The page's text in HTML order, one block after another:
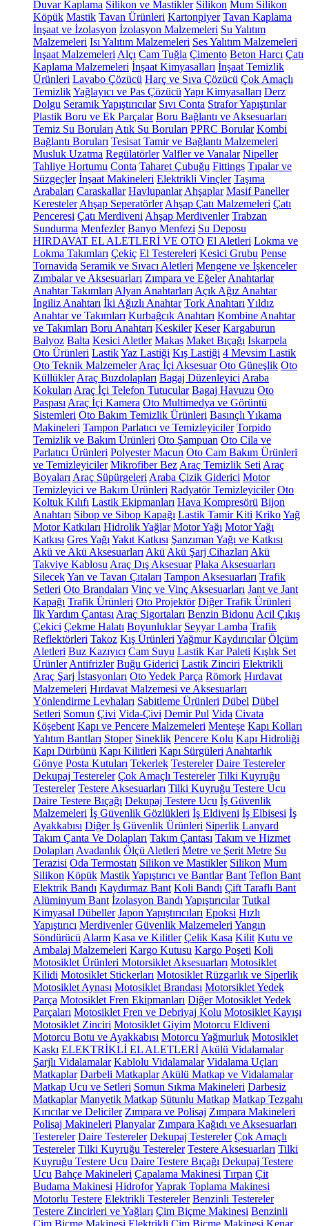
Duvar Kaplama Silikon ve Mastikler Silikon Mum Silikon
Köpük Mastik Tavan Ürünleri Kartonpiyer Tavan Kaplama
İnşaat ve İzolasyon İzolasyon Malzemeleri Su Yalıtım
Malzemeleri Isı Yalıtım Malzemeleri Ses Yalıtım Malzemeleri
İnşaat Malzemeleri Alçı Cam Tuğla Çimento Beton Harcı Çatı
Kaplama Malzemeleri İnşaat Kimyasalları İnşaat Temizlik
Ürünleri Lavabo Çözücü Harç ve Sıva Çözücü Çok Amaçlı
TemizlikYağlayıcı ve Pas Çözücü Yapı Kimyasalları Derz
Dolgu Seramik Yapıştırıcılar Sıvı Conta Strafor Yapıştırılar
Plastik Boru ve Ek Parçalar Boru Bağlantı ve Aksesuarları
Temiz Su Boruları Atık Su Boruları PPRC Borular Kombi
Bağlantı Boruları Tesisat Tamir ve Bağlantı Malzemeleri
Musluk Uzatma Regülatörler Valfler ve Vanalar Nipeller
Tahliye Hortumu Conta Taharet Çubuğu Fittings Tıpalar ve
Süzgeçler İnşaat Makineleri Elektrikli Vinçler Taşıma
Arabaları Caraskallar Havlupanlar Ahşaplar Masif Paneller
Keresteler Ahşap Seperatörler Ahşap Çatı Malzemeleri Çatı
Penceresi Çatı Merdiveni Ahşap Merdivenler Trabzan
Sundurma Menfezler Banyo Menfezi Su Deposu
HIRDAVAT EL ALETLERİ VE OTO El Aletleri Lokma ve
Lokma Takımları Çekiç El Testereleri Kesici Grubu Pense
Tornavida Seramik ve Sıvacı Aletleri Mengene ve İşkenceler
Zımbalar ve Aksesuarları Zımpara ve Eğeler Anahtarlar
Anahtar Takımları Alyan Anahtarları Açık Ağız Anahtar
İngiliz Anahtarı İki Ağızlı Anahtar Tork Anahtarı Yıldız
Anahtar ve Takımları Kurbağcık Anahtarı Kombine Anahtar
ve Takımları Boru Anahtarı Keskiler Keser Kargaburun
Balyoz Balta Kesici Aletler Makas Maket Bıçağı Iskarpela
Oto Ürünleri LastikYaz Lastiği Kış Lastiği 4 Mevsim Lastik
Oto Teknik Malzemeler Araç İçi Aksesuar Oto Güneşlik Oto
Küllükler Araç Buzdolapları Bagaj Düzenleyici Araba
Kokuları Araç İçi Telefon Tutucular Bagaj Havuzu Oto
Paspası Araç İçi Kamera Oto Multimedya ve Görüntü
Sistemleri Oto Bakım Temizlik Ürünleri Basınçlı Yıkama
Makineleri Tampon Parlatıcı ve Temizleyiciler Torpido
Temizlik ve Bakım Ürünleri Oto Şampuan Oto Cila ve
Parlatıcı Ürünleri Polyester Macun Oto Cam Bakım Ürünleri
ve Temizleyiciler Mikrofiber Bez Araç Temizlik Seti Araç
Boyaları Araç Süpürgeleri Araba Çizik Giderici Motor
Temizleyici ve Bakım Ürünleri Radyatör Temizleyiciler Oto
Koltuk Kılıfı Lastik Ekipmanları Hava Kompresörü Bijon
Anahtarı Sibop ve Sibop Kapağı Lastik Tamir Kiti KrikoYağ
Motor Katkıları Hidrolik Yağlar Motor Yağı Motor Yağı
Katkısı Gres Yağı Yakıt Katkısı Şanzıman Yağı ve Katkısı
Akü ve Akü Aksesuarları Akü Akü Şarj Cihazları Akü
Takviye Kablosu Araç Dış Aksesuar Plaka Aksesuarları
SilecekYan ve Tavan Çıtaları Tampon Aksesuarları Trafik
Setleri Oto Brandaları Vinç ve Vinç Aksesuarları Jant ve Jant
Kapağı Trafik Ürünleri Oto Projektör Diğer Trafik Ürünleri
İlk Yardım Çantası Araç Sigortaları Benzin Bidonu Acil Çıkış
Çekici Çekme Halatı Boyunluklar Seyyar Lamba Trafik
Reflektörleri Takoz Kış Ürünleri Yağmur Kaydırıcılar Ölçüm
Aletleri Buz Kazıyıcı Cam Suyu Lastik Kar Paleti Kışlık Set
Ürünler Antifrizler Buğu Giderici Lastik Zinciri Elektrikli
Araç Şarj İstasyonları Oto Yedek Parça Römork Hırdavat
Malzemeleri Hırdavat Malzemesi ve Aksesuarları
Yönlendirme Levhaları Sabitleme Ürünleri Dübel Dübel
Setleri Somun Çivi Vida-Çivi Demir Pul Vida Civata
Köşebent Kapı ve Pencere Malzemeleri Menteşe Kapı Kolları
Yalıtım Bantları Stoper Sineklik Pencere Kolu Kapı Hidroliği
Kapı Dürbünü Kapı Kilitleri Kapı Sürgüleri Anahtarlık
Gönye Posta Kutuları Tekerlek Testereler Daire Testereler
Dekupaj Testereler Çok Amaçlı Testereler Tilki Kuyruğu
Testereler Testere Aksesuarları Tilki Kuyruğu Testere Ucu
Daire Testere Bıçağı Dekupaj Testere Ucu İş Güvenlik
Malzemeleri İş Güvenlik Gözlükleri İş Eldiveni İş Elbisesi İş
Ayakkabısı Diğer İş Güvenlik Ürünleri Siperlik Lanyard
Takım Çanta Ve Dolapları Takım Çantası Takım ve Hizmet
Dolapları Avadanlık Ölçü Aletleri Metre ve Şerit Metre Su
Terazisi Oda Termostatı Silikon ve Mastikler Silikon Mum
Silikon Köpük MastikYapıştırıcı ve Bantlar Bant Teflon Bant
Elektrik Bandı Kaydırmaz Bant Koli Bandı Çift Taraflı Bant
Alüminyum Bant İzolasyon Bandı Yapıştırıcılar Tutkal
Kimyasal Dübeller Japon Yapıştırıcıları Epoksi Hızlı
Yapıştırıcı Merdivenler Güvenlik Malzemeleri Yangın
Söndürücü Alarm Kasa ve Kilitler Çelik Kasa Kilit Kutu ve
Ambalaj Malzemeleri Kargo Kutusu Kargo Poşeti Koli
Motosiklet Ürünleri Motorsiklet Aksesuarları Motosiklet
Kilidi Motosiklet Stickerları Motosiklet Rüzgarlık ve Siperlik
Motosiklet Aynası Motosiklet Brandası Motorsiklet Yedek
Parça Motosiklet Fren Ekipmanları Diğer Motosiklet Yedek
Parçaları Motosiklet Fren ve Debriyaj Kolu Motosiklet Kayışı
Motosiklet Zinciri Motosiklet Giyim Motorcu Eldiveni
Motorcu Botu ve Ayakkabısı Motorcu Yağmurluk Motosiklet
Kaskı ELEKTRİKLİ EL ALETLERİ Akülü Vidalamalar
Şarjlı Vidalamalar Kablolu Vidalamalar Vidalama Uçları
Matkaplar Darbeli Matkaplar Akülü Matkap ve Vidalamalar
Matkap Ucu ve Setleri Somun Sıkma Makineleri Darbesiz
Matkaplar Manyetik Matkap Sütunlu Matkap Matkap Tezgahı
Kırıcılar ve Deliciler Zımpara ve Polisaj Zımpara Makineleri
Polisaj Makineleri Planyalar Zımpara Kağıdı ve Aksesuarları
Testereler Daire Testereler Dekupaj Testereler Çok Amaçlı
Testereler Tilki Kuyruğu Testereler Testere Aksesuarları Tilki
Kuyruğu Testere Ucu Daire Testere Bıçağı Dekupaj Testere
Ucu Bahçe Makineleri Çapalama Makinesi Tırpan Çit
Budama Makinesi HidroforYaprak Toplama Makinesi
Motorlu Testere Elektrikli Testereler Benzinli Testereler
Testere Zincirleri ve Yağları Çim Biçme Makinesi Benzinli
Çim Biçme Makinesi Elektrikli Çim Biçme Makinesi Kenar